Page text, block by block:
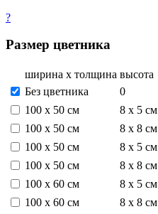
?
Размер цветника
ширина х толщина высота
Без цветника
0
100 х 50 см
8 х 5 см
100 х 50 см
8 х 8 см
100 х 50 см
8 х 5 см
100 х 50 см
8 х 8 см
100 х 60 см
8 х 5 см
100 х 60 см
8 х 8 см